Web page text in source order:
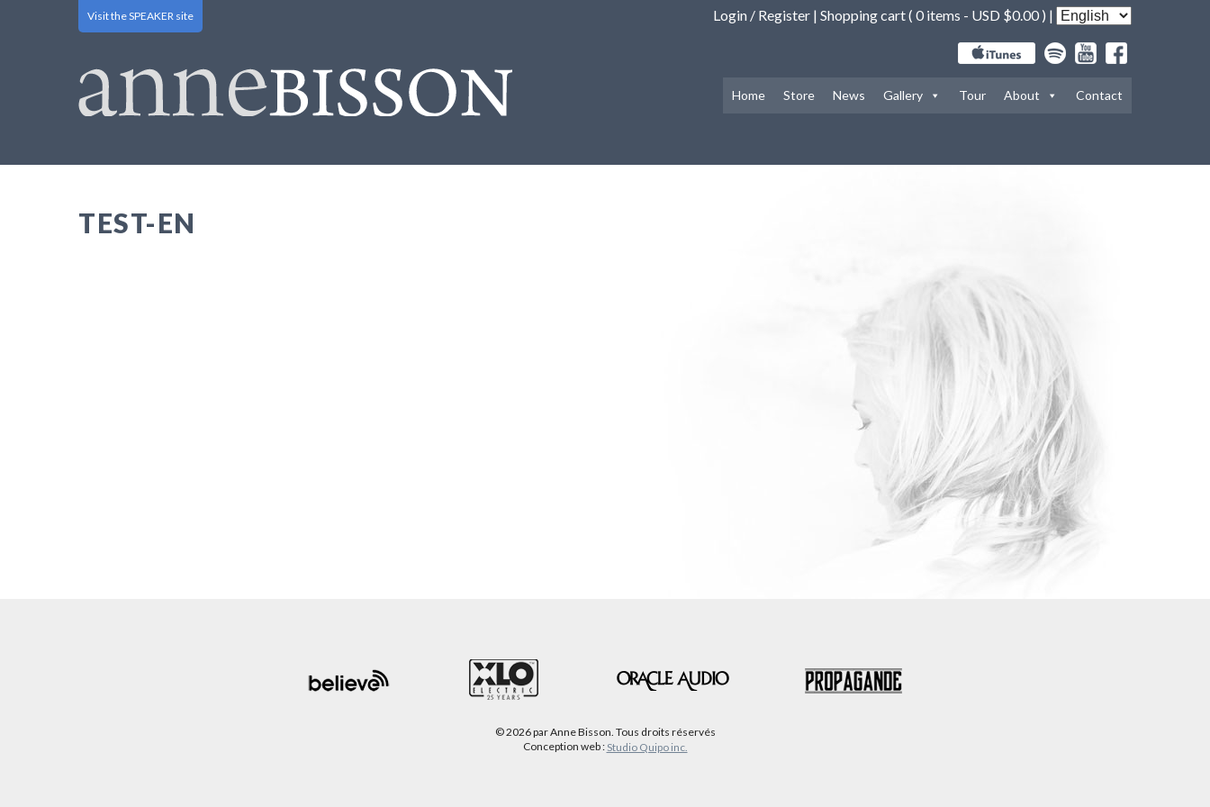
Visit the SPEAKER site Login / Register | Shopping cart ( 0 items - USD $0.00 ) |
Home Store News Gallery Tour About Contact
TEST-EN
© 2026 par Anne Bisson. Tous droits réservés
Conception web : Studio Quipo inc.